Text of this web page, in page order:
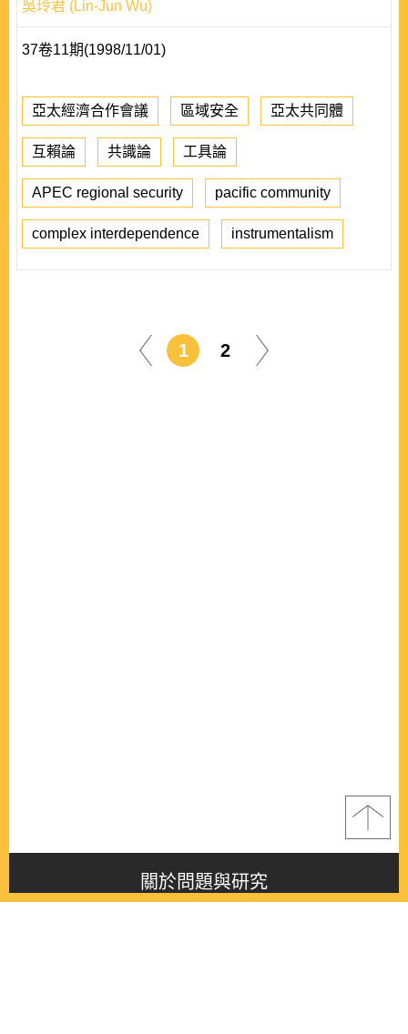
吳玲君 (Lin-Jun Wu)
37卷11期(1998/11/01)
亞太經濟合作會議 區域安全 亞太共同體
互賴論 共識論 工具論
APEC regional security pacific community
complex interdependence instrumentalism
1 2
關於問題與研究
About this journal